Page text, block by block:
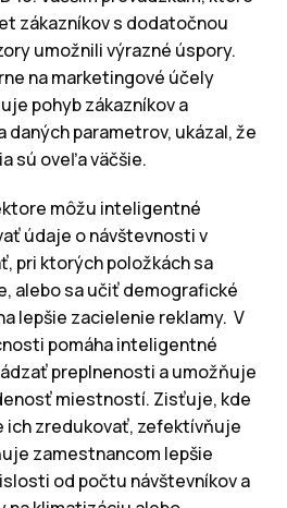
zákazníkov s dodatočnou
umožnili výrazné úspory.
na marketingové účely
pohyb zákazníkov a
parametrov, ukázal, že
sú oveľa väčšie.
môžu inteligentné
údaje o návštevnosti v
pri ktorých položkách sa
alebo sa učiť demografické
lepšie zacielenie reklamy. V
pomáha inteligentné
preplnenosti a umožňuje
miestností. Zisťuje, kde
ich zredukovať, zefektívňuje
zamestnancom lepšie
od počtu návštevníkov a